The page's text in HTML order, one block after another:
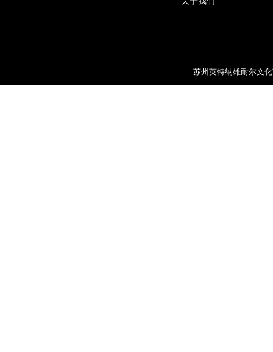
苏州英特纳雄耐尔文